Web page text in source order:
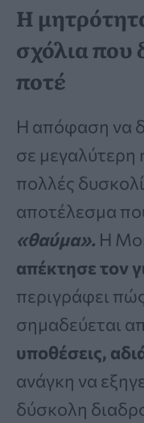
Η
σχόλια που
ποτέ
Η απόφαση να
σε μεγαλύτερη
πολλές
αποτέλεσμα
«θαύμα». Η
απέκτησε τον
περιγράφει
σημαδεύεται
υποθέσεις,
ανάγκη να
δύσκολη